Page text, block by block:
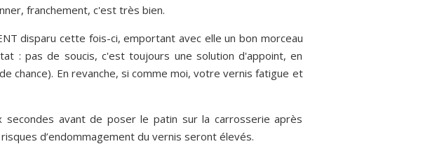
franchement, c'est très bien.
disparu cette fois-ci, emportant avec elle un bon morceau
: pas de soucis, c'est toujours une solution d'appoint, en
chance). En revanche, si comme moi, votre vernis fatigue et
avant de poser le patin sur la carrosserie après
d’endommagement du vernis seront élevés.